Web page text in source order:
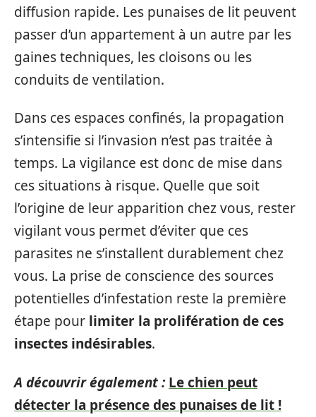
diffusion rapide. Les punaises de lit peuvent
passer d’un appartement à un autre par les
gaines techniques, les cloisons ou les
conduits de ventilation.
Dans ces espaces confinés, la propagation
s’intensifie si l’invasion n’est pas traitée à
temps. La vigilance est donc de mise dans
ces situations à risque. Quelle que soit
l’origine de leur apparition chez vous, rester
vigilant vous permet d’éviter que ces
parasites ne s’installent durablement chez
vous. La prise de conscience des sources
potentielles d’infestation reste la première
étape pour limiter la prolifération de ces
insectes indésirables.
A découvrir également : Le chien peut
détecter la présence des punaises de lit !